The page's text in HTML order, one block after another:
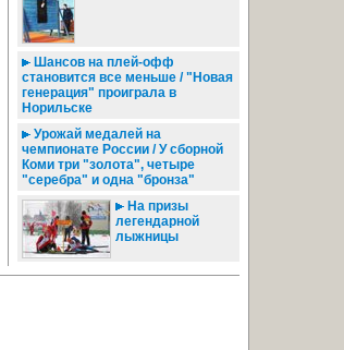
Шансов на плей-офф
становится все меньше / "Новая
генерация" проиграла в
Норильске
Урожай медалей на
чемпионате России / У сборной
Коми три "золота", четыре
"серебра" и одна "бронза"
На призы
легендарной
лыжницы